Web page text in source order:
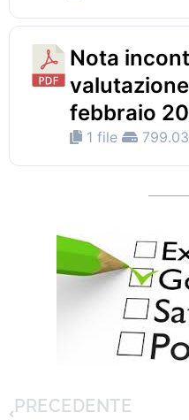
Nota
febbraio
1 file
PRECEDENTE